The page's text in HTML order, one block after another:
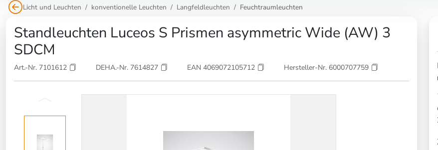
Licht und Leuchten konventionelle Leuchten Langfeldleuchten Feuchtraumleuchten
Standleuchten Luceos S Prismen asymmetric Wide (AW) 3
SDCM
Art.-Nr. 7101612 DEHA.-Nr. 7614827 EAN 4069072105712 Hersteller-Nr. 6000707759